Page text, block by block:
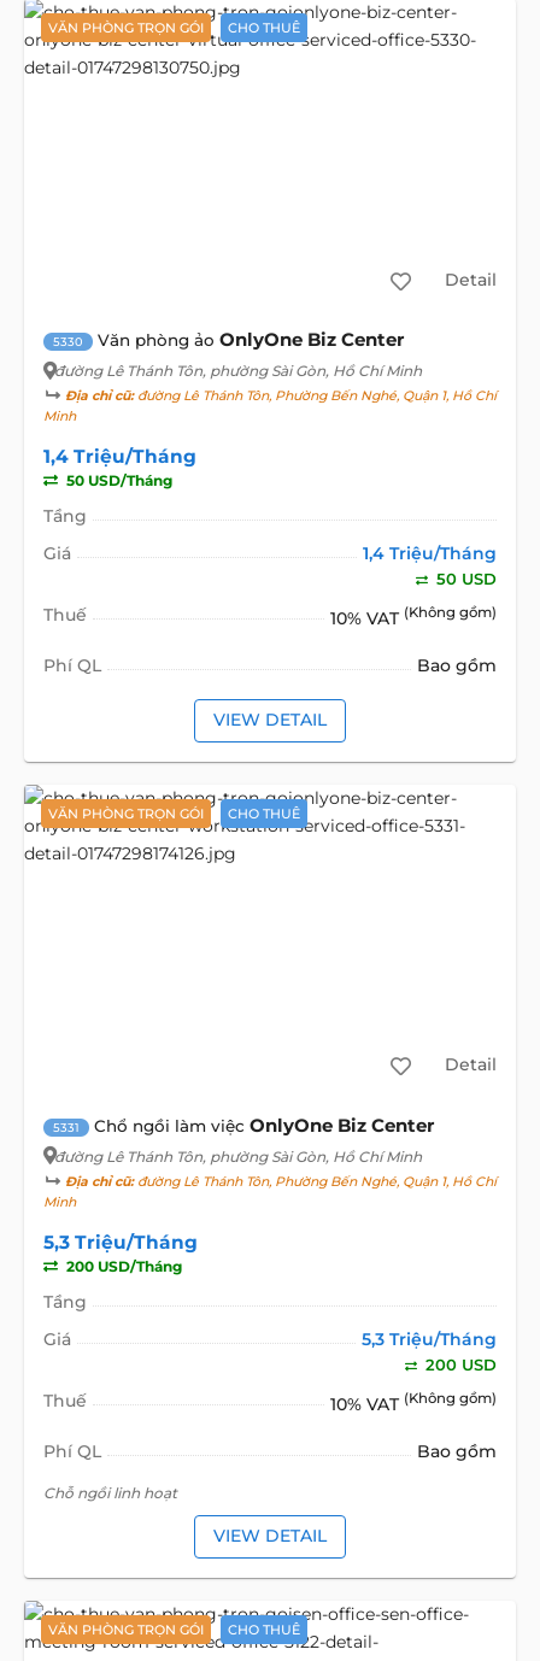
VĂN PHÒNG TRỌN GÓI CHO THUÊ
Detail
5330 Văn phòng ảo OnlyOne Biz Center
đường Lê Thánh Tôn, phường Sài Gòn, Hồ Chí Minh
Địa chỉ cũ:đường Lê Thánh Tôn, Phường Bến Nghé, Quận 1, Hồ Chí
Minh
1,4 Triệu/Tháng
50 USD/Tháng
Tầng
Giá
1,4 Triệu/Tháng
50 USD
Thuế 10% VAT (Không gồm)
Phí QL Bao gồm
VIEW DETAIL
VĂN PHÒNG TRỌN GÓI CHO THUÊ
Detail
5331 Chổ ngồi làm việc OnlyOne Biz Center
đường Lê Thánh Tôn, phường Sài Gòn, Hồ Chí Minh
Địa chỉ cũ:đường Lê Thánh Tôn, Phường Bến Nghé, Quận 1, Hồ Chí
Minh
5,3 Triệu/Tháng
200 USD/Tháng
Tầng
Giá
5,3 Triệu/Tháng
200 USD
Thuế 10% VAT (Không gồm)
Phí QL Bao gồm
Chỗ ngồi linh hoạt
VIEW DETAIL
VĂN PHÒNG TRỌN GÓI CHO THUÊ